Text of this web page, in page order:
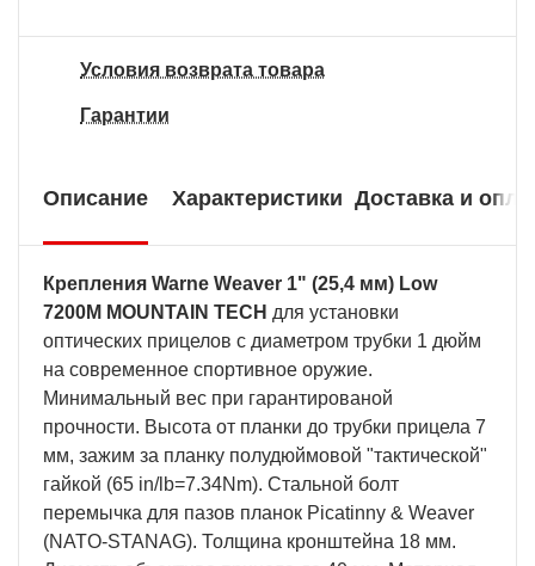
Условия возврата товара
Гарантии
Описание Характеристики Доставка и
Крепления Warne Weaver 1" (25,4 мм) Low
7200M MOUNTAIN TECH для установки
оптических прицелов с диаметром трубки 1 дюйм
на современное спортивное оружие.
Минимальный вес при гарантированой
прочности. Высота от планки до трубки прицела 7
мм, зажим за планку полудюймовой "тактической"
гайкой (65 in/lb=7.34Nm). Стальной болт
перемычка для пазов планок Picatinny & Weaver
(NATO-STANAG). Толщина кронштейна 18 мм.